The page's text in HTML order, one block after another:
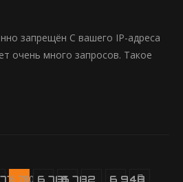
запрещён С вашего IP-адреса
очень много запросов. Такое
6 780 6 7816 782
… 6 948